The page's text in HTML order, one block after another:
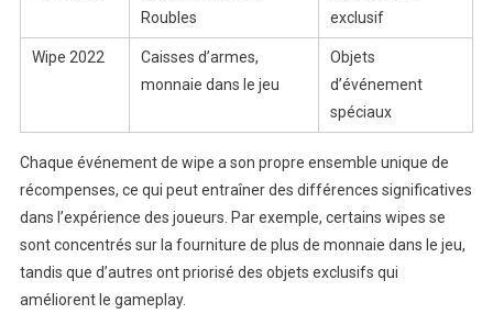
Roubles
exclusif
Wipe 2022
Caisses d’armes,
monnaie dans le jeu
Objets
d’événement
spéciaux
Chaque événement de wipe a son propre ensemble unique de
récompenses, ce qui peut entraîner des différences significatives
dans l’expérience des joueurs. Par exemple, certains wipes se
sont concentrés sur la fourniture de plus de monnaie dans le jeu,
tandis que d’autres ont priorisé des objets exclusifs qui
améliorent le gameplay.